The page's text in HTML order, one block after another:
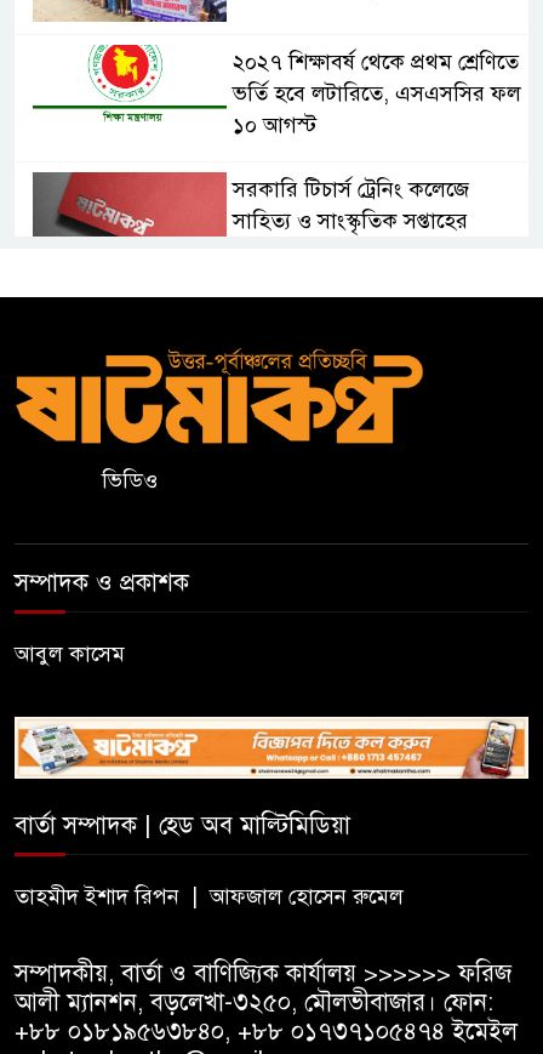
২০২৭ শিক্ষাবর্ষ থেকে প্রথম শ্রেণিতে
ভর্তি হবে লটারিতে, এসএসসির ফল
১০ আগস্ট
সরকারি টিচার্স ট্রেনিং কলেজে
সাহিত্য ও সাংস্কৃতিক সপ্তাহের
বিদ্যালয়ে জুলাই গণঅভ্যুত্থান দিবস
উদযাপন
বড়লেখায় জুলাই শহীদদের স্মরণে
ইউনিভার্সিটিতে নানা আয়োজন
দক্ষিণ সুরমা সরকারি কলেজে জুলাই
গণঅভ্যুত্থান দিবস উপলক্ষে
জকিগঞ্জে নারী ও শিশুর প্রতি
আন্তঃকলেজ বিতর্ক
ভিডিও
সম্পাদক ও প্রকাশক
আবুল কাসেম
বার্তা সম্পাদক | হেড অব মাল্টিমিডিয়া
তাহমীদ ইশাদ রিপন | আফজাল হোসেন রুমেল
সম্পাদকীয়, বার্তা ও বাণিজ্যিক কার্যালয় >>>>>> ফরিজ
আলী ম্যানশন, বড়লেখা-৩২৫০, মৌলভীবাজার। ফোন:
+৮৮ ০১৮১৯৫৬৩৮৪০, +৮৮ ০১৭৩৭১০৫৪৭৪ ইমেইল